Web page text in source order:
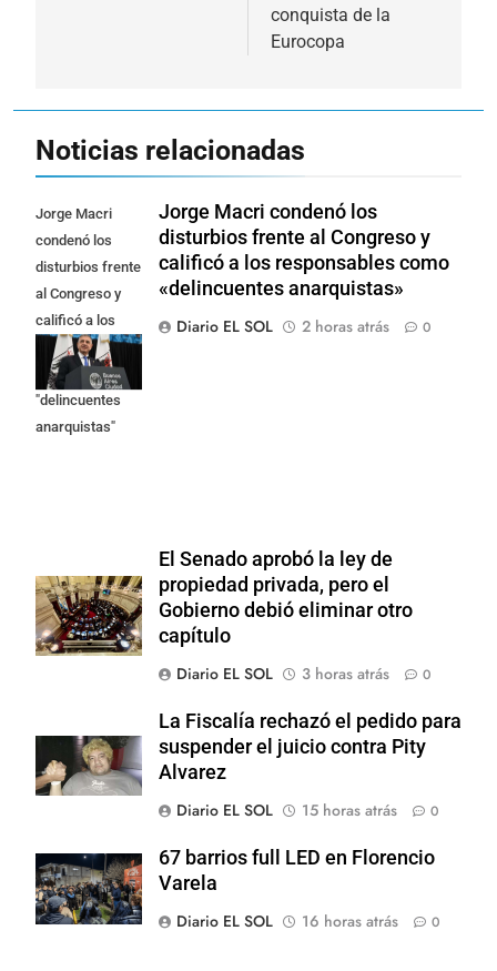
conquista de la
Eurocopa
Noticias relacionadas
Jorge Macri
condenó los
disturbios frente
al Congreso y
calificó a los
responsables
como
"delincuentes
anarquistas"
Jorge Macri condenó los
disturbios frente al Congreso y
calificó a los responsables como
«delincuentes anarquistas»
Diario EL SOL
2 horas atrás 0
El Senado aprobó la ley de
propiedad privada, pero el
Gobierno debió eliminar otro
capítulo
Diario EL SOL
3 horas atrás 0
La Fiscalía rechazó el pedido para
suspender el juicio contra Pity
Alvarez
Diario EL SOL
15 horas atrás 0
67 barrios full LED en Florencio
Varela
Diario EL SOL
16 horas atrás 0